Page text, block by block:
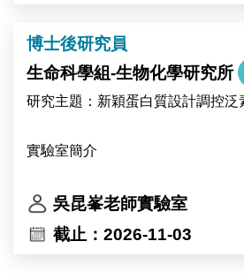
protein expression analysis, and
This research project will be
collaboration with the research
博士後研究員
生命科學組-生物化學研究所
研究主題：新穎蛋白質設計調控泛
實驗室簡介
中央研究院生物化學研究所 吳昆峯
（https://kpwulab.com/）以「蛋白
吳昆峯老師實驗室
截止：2026-11-03